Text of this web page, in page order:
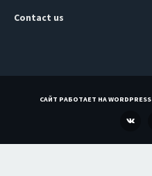
Contact us
САЙТ РАБОТАЕТ НА WORDPRESS